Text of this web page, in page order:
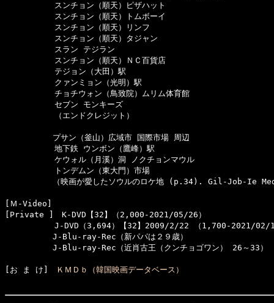
  　　　　　スンチョン（順天）ピザハット
  　　　　　スンチョン（順天）トムボーイ
  　　　　　スンチョン（順天）リンフ
  　　　　　スンチョン（順天）タジャン
  　　　　　スラン テジラン
  　　　　　スンチョン（順天）ＮＣ百貨店
  　　　　　テジョン（大田）駅
  　　　　　クァンミョン（光明）駅
  　　　　　チョチウォン（鳥致院）ムリム体育館
  　　　　　セブン モンキーズ
  　　　　　（エンドクレジット）
プサン（釜山）広域市 国際市場 周辺
  　　　　　地下鉄 ウンボン（鷹峰）駅
  　　　　　ケウォル（月溪）洞 ノクチョンマウル
  　　　　　トンデムン（東大門）市場
（映画が愛したソウルのロケ地 (p.34). Gil-Job-Ie
[Ｍ-Video]
[Private ]　K-DVD【32】（2,000-2021/05/26）
　　　　　J-DVD（3,694）【32】2009/2/22 （1,700-2021/02/
J-Blu-ray-Rec（新パパは２９歳）
J-Blu-ray-Rec（近肖古王（クンチョゴワン） 26～33）
[お ま け] ＫＭＤｂ（韓国映画データベース）